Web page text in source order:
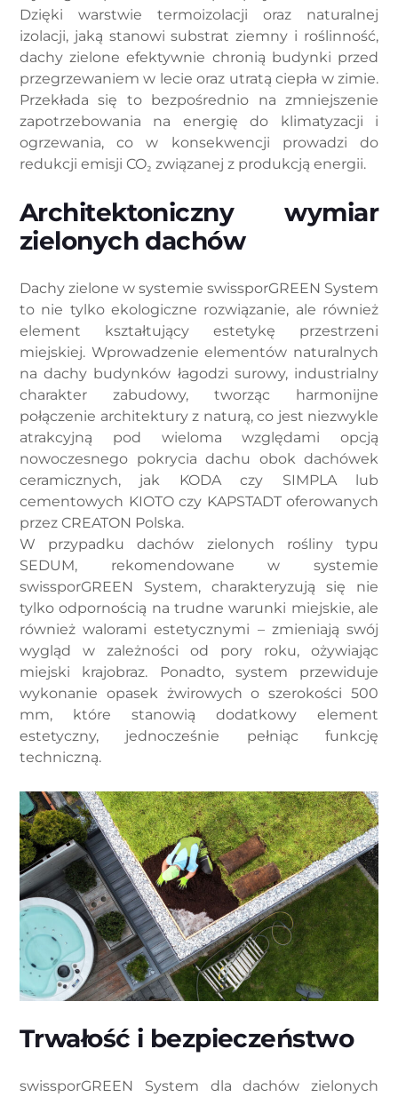
Dzięki warstwie termoizolacji oraz naturalnej
izolacji, jaką stanowi substrat ziemny i roślinność,
dachy zielone efektywnie chronią budynki przed
przegrzewaniem w lecie oraz utratą ciepła w zimie.
Przekłada się to bezpośrednio na zmniejszenie
zapotrzebowania na energię do klimatyzacji i
ogrzewania, co w konsekwencji prowadzi do
redukcji emisji CO₂ związanej z produkcją energii.
Architektoniczny wymiar
zielonych dachów
Dachy zielone w systemie swissporGREEN System
to nie tylko ekologiczne rozwiązanie, ale również
element kształtujący estetykę przestrzeni
miejskiej. Wprowadzenie elementów naturalnych
na dachy budynków łagodzi surowy, industrialny
charakter zabudowy, tworząc harmonijne
połączenie architektury z naturą, co jest niezwykle
atrakcyjną pod wieloma względami opcją
nowoczesnego pokrycia dachu obok dachówek
ceramicznych, jak KODA czy SIMPLA lub
cementowych KIOTO czy KAPSTADT oferowanych
przez CREATON Polska.
W przypadku dachów zielonych rośliny typu
SEDUM, rekomendowane w systemie
swissporGREEN System, charakteryzują się nie
tylko odpornością na trudne warunki miejskie, ale
również walorami estetycznymi – zmieniają swój
wygląd w zależności od pory roku, ożywiając
miejski krajobraz. Ponadto, system przewiduje
wykonanie opasek żwirowych o szerokości 500
mm, które stanowią dodatkowy element
estetyczny, jednocześnie pełniąc funkcję
techniczną.
Trwałość i bezpieczeństwo
swissporGREEN System dla dachów zielonych